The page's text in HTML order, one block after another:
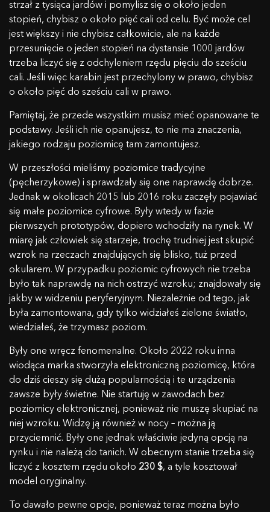
strzał z tysiąca jardów i pomylisz się o około jeden
stopień, chybisz o około pięć cali od celu. Być może cel
jest większy i nie chybisz całkowicie, ale na każde
przesunięcie o jeden stopień na dystansie 1000 jardów
trzeba liczyć się z odchyleniem rzędu pięciu do sześciu
cali. Jeśli więc karabin jest przechylony w prawo, chybisz
o około pięć do sześciu cali w prawo.
Pamiętaj, że przede wszystkim musisz mieć opanowane te
podstawy. Jeśli ich nie opanujesz, to nie ma znaczenia,
jakiego rodzaju poziomicę tam zamontujesz.
W przeszłości mieliśmy poziomice tradycyjne
(pęcherzykowe) i sprawdzały się one naprawdę dobrze.
Jednak w okolicach 2015 lub 2016 roku zaczęły pojawiać
się małe poziomice cyfrowe. Były wtedy w fazie
pierwszych prototypów, dopiero wchodziły na rynek. W
miarę jak człowiek się starzeje, trochę trudniej jest skupić
wzrok na rzeczach znajdujących się blisko, tuż przed
okularem. W przypadku poziomic cyfrowych nie trzeba
było tak naprawdę na nich ostrzyć wzroku; znajdowały się
jakby w widzeniu peryferyjnym. Niezależnie od tego, jak
była zamontowana, gdy tylko widziałeś zielone światło,
wiedziałeś, że trzymasz poziom.
Były one wręcz fenomenalne. Około 2022 roku inna
wiodąca marka stworzyła elektroniczną poziomicę, która
do dziś cieszy się dużą popularnością i te urządzenia
zawsze były świetne. Nie startuję w zawodach bez
poziomicy elektronicznej, ponieważ nie muszę skupiać na
niej wzroku. Widzę ją również w nocy – można ją
przyciemnić. Były one jednak właściwie jedyną opcją na
rynku i nie należą do tanich. W obecnym stanie trzeba się
liczyć z kosztem rzędu około 230 $, a tyle kosztował
model oryginalny.
To dawało pewne opcje, ponieważ teraz można było